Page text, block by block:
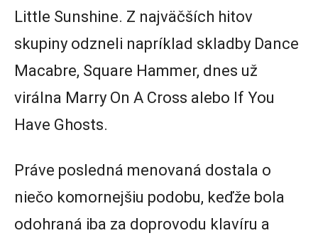
Little Sunshine. Z najväčších hitov
skupiny odzneli napríklad skladby Dance
Macabre, Square Hammer, dnes už
virálna Marry On A Cross alebo If You
Have Ghosts.
Práve posledná menovaná dostala o
niečo komornejšiu podobu, keďže bola
odohraná iba za doprovodu klavíru a